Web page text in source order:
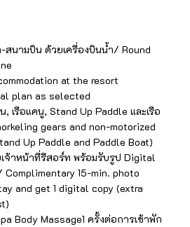
นามบิน ด้วยเครื่องบินน้ำ/ Round
at the resort
plan as selected
เรือแคนู, Stand Up Paddle และเรือ
gears and non-motorized
Up Paddle and Paddle Boat)
จ้าหน้าที่รีสอร์ท พร้อมรับรูป Digital
Complimentary 15-min. photo
and get 1 digital copy (extra
Body Massage1 ครั้งต่อการเข้าพัก